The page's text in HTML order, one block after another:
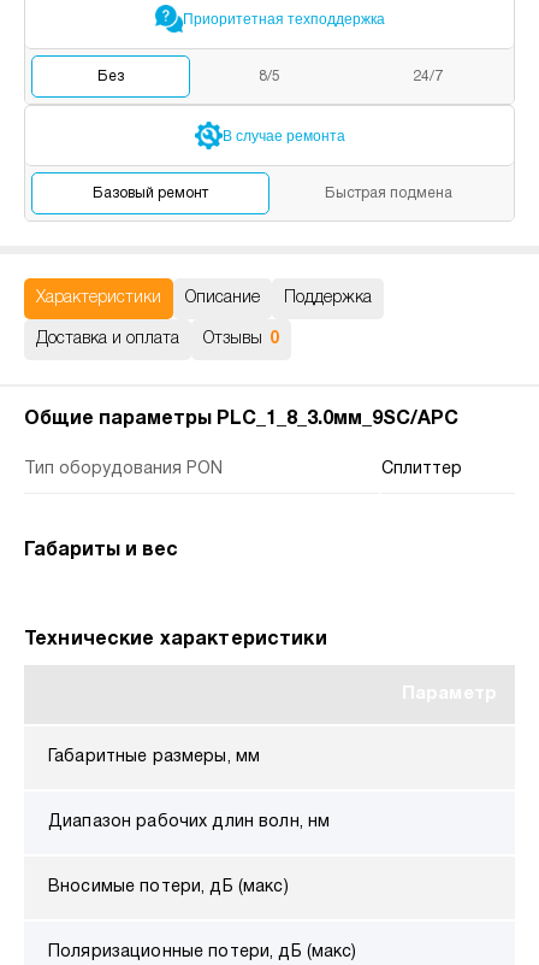
Приоритетная техподдержка
Без 8/5 24/7
В случае ремонта
Базовый ремонт Быстрая подмена
Характеристики Описание Поддержка
Доставка и оплата Отзывы 0
Общие параметры PLC_1_8_3.0мм_9SC/APC
Тип оборудования PON Сплиттер
Габариты и вес
Технические характеристики
Параметр
Габаритные размеры, мм
Диапазон рабочих длин волн, нм
Вносимые потери, дБ (макс)
Поляризационные потери, дБ (макс)